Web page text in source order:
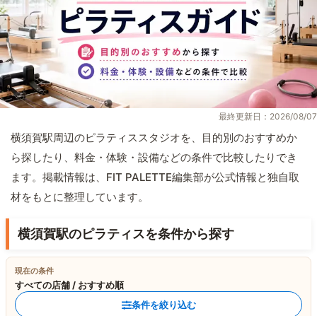
最終更新日：2026/08/07
横須賀駅周辺のピラティススタジオを、目的別のおすすめか
ら探したり、料金・体験・設備などの条件で比較したりでき
ます。掲載情報は、FIT PALETTE編集部が公式情報と独自取
材をもとに整理しています。
横須賀駅のピラティスを条件から探す
現在の条件
すべての店舗 / おすすめ順
条件を絞り込む